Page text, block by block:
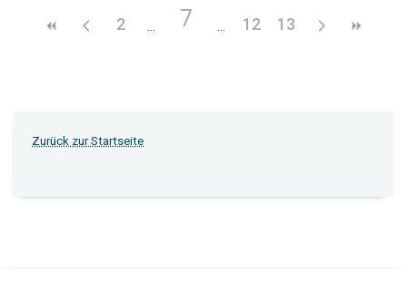
2 7 12 13
Zurück zur Startseite